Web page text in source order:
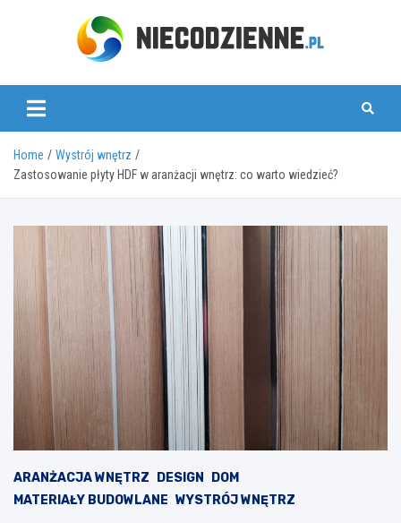
www.niecodzienne.pl
Home
Wystrój wnętrz
Zastosowanie płyty HDF w aranżacji wnętrz: co warto wiedzieć?
ARANŻACJA WNĘTRZ DESIGN
DOM
MATERIAŁY BUDOWLANE WYSTRÓJ WNĘTRZ